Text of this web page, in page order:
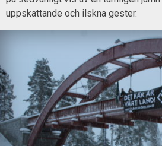
uppskattande och ilskna gester.